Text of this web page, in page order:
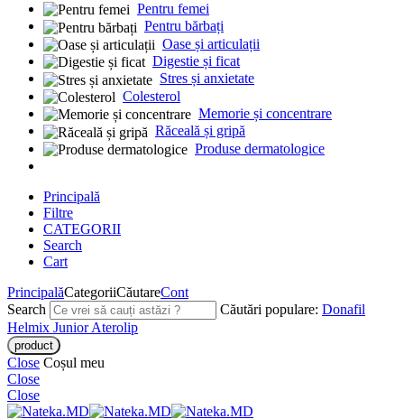
Pentru femei
Pentru bărbați
Oase și articulații
Digestie și ficat
Stres și anxietate
Colesterol
Memorie și concentrare
Răceală și gripă
Produse dermatologice
Principală
Filtre
CATEGORII
Search
Cart
PrincipalăCategoriiCăutareCont
Search
Căutări populare: Donafil
Helmix JuniorAterolip
Close Coșul meu
Close
Close